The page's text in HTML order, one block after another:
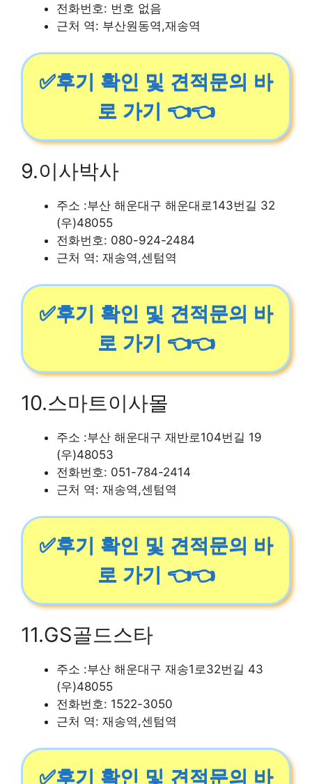
전화번호: 번호 없음
근처 역: 부산원동역,재송역
✅후기 확인 및 견적문의 바
로 가기 👈👈
9.이사박사
주소 :부산 해운대구 해운대로143번길 32
(우)48055
전화번호: 080-924-2484
근처 역: 재송역,센텀역
✅후기 확인 및 견적문의 바
로 가기 👈👈
10.스마트이사몰
주소 :부산 해운대구 재반로104번길 19
(우)48053
전화번호: 051-784-2414
근처 역: 재송역,센텀역
✅후기 확인 및 견적문의 바
로 가기 👈👈
11.GS골드스타
주소 :부산 해운대구 재송1로32번길 43
(우)48055
전화번호: 1522-3050
근처 역: 재송역,센텀역
✅후기 확인 및 견적문의 바